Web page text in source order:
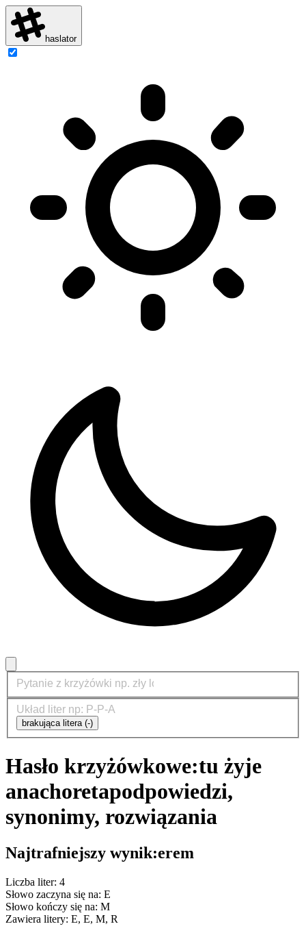
haslator
brakująca litera (-)
Hasło krzyżówkowe:tu żyje
anachoretapodpowiedzi,
synonimy, rozwiązania
Najtrafniejszy wynik:erem
Liczba liter: 4
Słowo zaczyna się na: E
Słowo kończy się na: M
Zawiera litery: E, E, M, R